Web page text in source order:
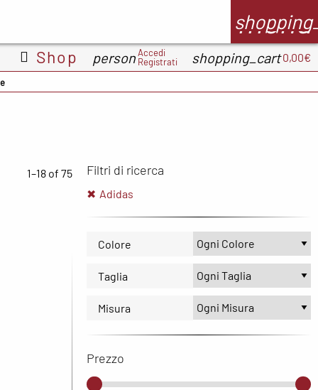
menu
Shop
personAccedi
Registrati
shopping_cart 0,00€
1–18 of 75 Filtri di ricerca
Adidas
Colore
Taglia
Misura
Prezzo